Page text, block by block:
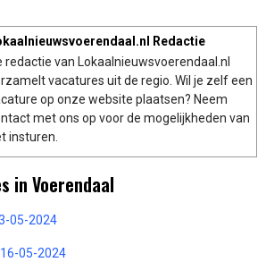
Redactie
redactie van Lokaalnieuwsvoerendaal.nl
vacatures uit de regio. Wil je zelf een
op onze website plaatsen? Neem
met ons op voor de mogelijkheden van
insturen.
in Voerendaal
05-2024
05-2024